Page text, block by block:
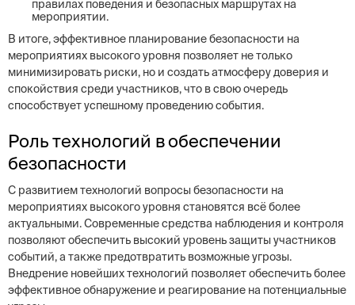
правилах поведения и безопасных маршрутах на
мероприятии.
В итоге, эффективное планирование безопасности на
мероприятиях высокого уровня позволяет не только
минимизировать риски, но и создать атмосферу доверия и
спокойствия среди участников, что в свою очередь
способствует успешному проведению события.
Роль технологий в обеспечении
безопасности
С развитием технологий вопросы безопасности на
мероприятиях высокого уровня становятся всё более
актуальными. Современные средства наблюдения и контроля
позволяют обеспечить высокий уровень защиты участников
событий, а также предотвратить возможные угрозы.
Внедрение новейших технологий позволяет обеспечить более
эффективное обнаружение и реагирование на потенциальные